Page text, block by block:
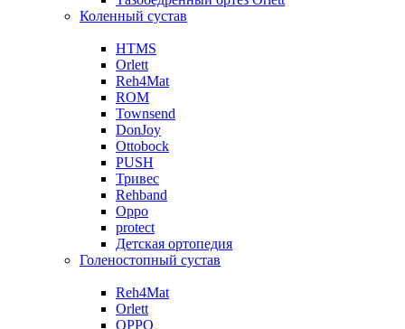
Коленный сустав
HTMS
Orlett
Reh4Mat
ROM
Townsend
DonJoy
Ottobock
PUSH
Тривес
Rehband
Oppo
protect
Детская ортопедия
Голеностопный сустав
Reh4Mat
Orlett
OPPO